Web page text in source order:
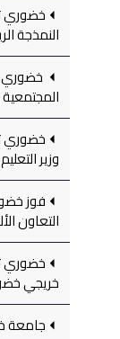
خضوري
النمذجة
خضوري
المجتمعية
خضوري
وزير التعليم
فوز
التعاون
خضوري
خريجي
جامعة